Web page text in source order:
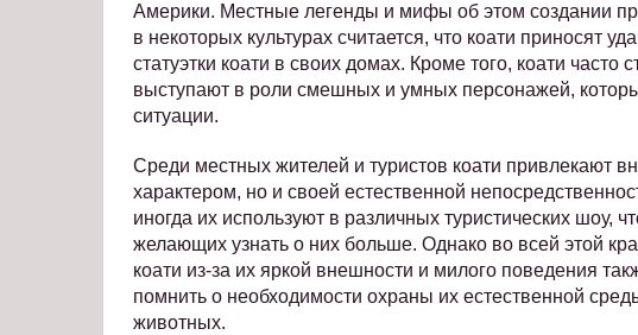
Америки. Местные легенды и мифы об этом создании
в некоторых культурах считается, что коати приносят
статуэтки коати в своих домах. Кроме того, коати часто
выступают в роли смешных и умных персонажей,
ситуации.
Среди местных жителей и туристов коати привлекают
характером, но и своей естественной
иногда их используют в различных туристических шоу,
желающих узнать о них больше. Однако во всей этой
коати из-за их яркой внешности и милого поведения
помнить о необходимости охраны их естественной
животных.